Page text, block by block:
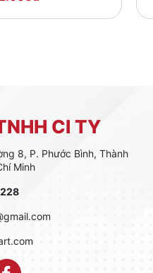
CI TY
8, P. Phước Bình, Thành
Minh